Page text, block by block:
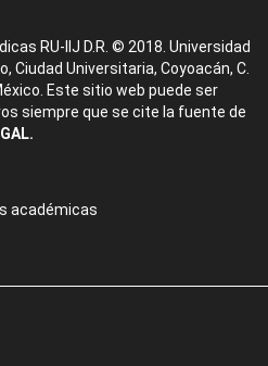
RU-IIJ D.R. © 2018. Universidad
Ciudad Universitaria, Coyoacán, C.
Este sitio web puede ser
siempre que se cite la fuente de
académicas